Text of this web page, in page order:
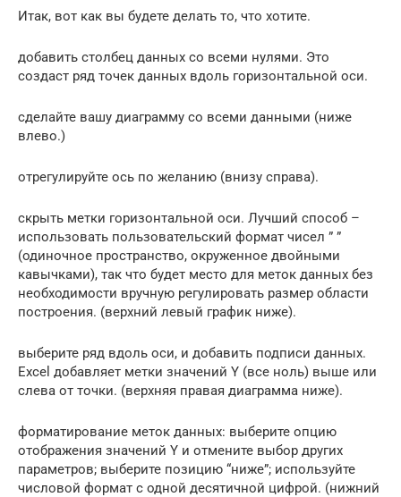
Итак, вот как вы будете делать то, что хотите.
добавить столбец данных со всеми нулями. Это
создаст ряд точек данных вдоль горизонтальной оси.
сделайте вашу диаграмму со всеми данными (ниже
влево.)
отрегулируйте ось по желанию (внизу справа).
скрыть метки горизонтальной оси. Лучший способ –
использовать пользовательский формат чисел ” ”
(одиночное пространство, окруженное двойными
кавычками), так что будет место для меток данных без
необходимости вручную регулировать размер области
построения. (верхний левый график ниже).
выберите ряд вдоль оси, и добавить подписи данных.
Excel добавляет метки значений Y (все ноль) выше или
слева от точки. (верхняя правая диаграмма ниже).
форматирование меток данных: выберите опцию
отображения значений Y и отмените выбор других
параметров; выберите позицию “ниже”; используйте
числовой формат с одной десятичной цифрой. (нижний